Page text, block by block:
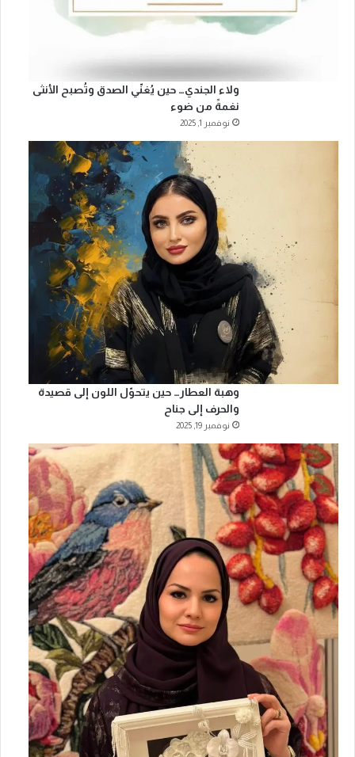
ولاء الجندي… حين يُغنّي الصدق وتُصبح الأنثى
نغمةً من ضوء
نوفمبر 1, 2025
وهبة العطار… حين يتحوّل اللون إلى قصيدة
والحرف إلى جناح
نوفمبر 19, 2025